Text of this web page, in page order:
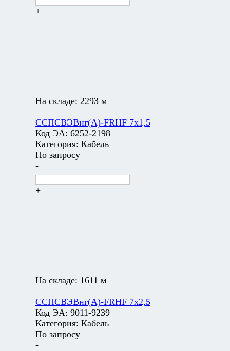
+
На складе: 2293 м
ССПСВЭВнг(А)-FRHF 7х1,5
Код ЭА: 6252-2198
Категория: Кабель
По запросу
-
+
На складе: 1611 м
ССПСВЭВнг(А)-FRHF 7х2,5
Код ЭА: 9011-9239
Категория: Кабель
По запросу
-